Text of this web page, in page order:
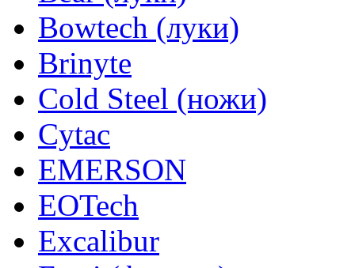
Bowtech (луки)
Brinyte
Cold Steel (ножи)
Cytac
EMERSON
EOTech
Excalibur